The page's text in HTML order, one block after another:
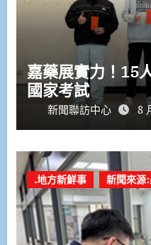
嘉藥展實力！15
國家考試
新聞聯訪中心 8
.地方新鮮事 新聞來源